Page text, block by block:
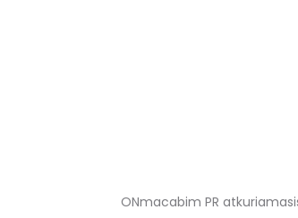
ONmacabim PR